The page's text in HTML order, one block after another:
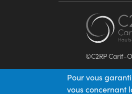
©C2RP Carif-
Pour vous
vous concernant